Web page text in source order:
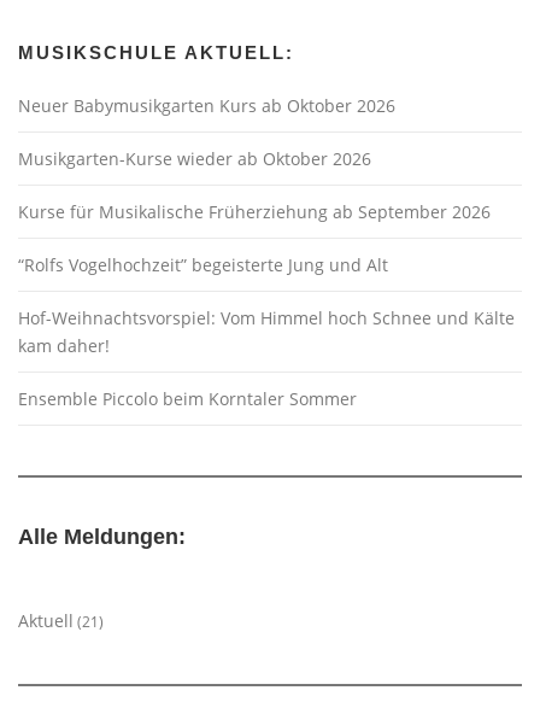
MUSIKSCHULE AKTUELL:
Neuer Babymusikgarten Kurs ab Oktober 2026
Musikgarten-Kurse wieder ab Oktober 2026
Kurse für Musikalische Früherziehung ab September 2026
“Rolfs Vogelhochzeit” begeisterte Jung und Alt
Hof-Weihnachtsvorspiel: Vom Himmel hoch Schnee und Kälte
kam daher!
Ensemble Piccolo beim Korntaler Sommer
Alle Meldungen:
Aktuell (21)